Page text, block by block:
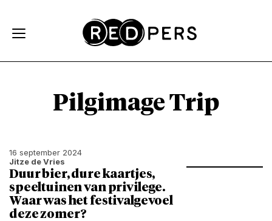
Pilgimage Trip
16 september 2024
Jitze de Vries
Duur bier, dure kaartjes,
speeltuinen van privilege.
Waar was het festivalgevoel
deze zomer?